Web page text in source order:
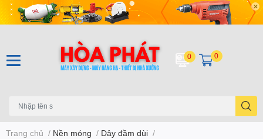
0 0
Trang chủ / Nền móng / Dây đầm dùi /